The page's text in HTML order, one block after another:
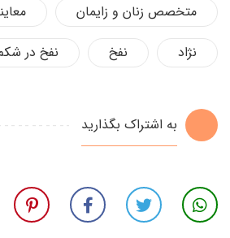
متخصص زنان و زایمان
نژاد
نفخ نفخ در
به اشتراک بگذارید